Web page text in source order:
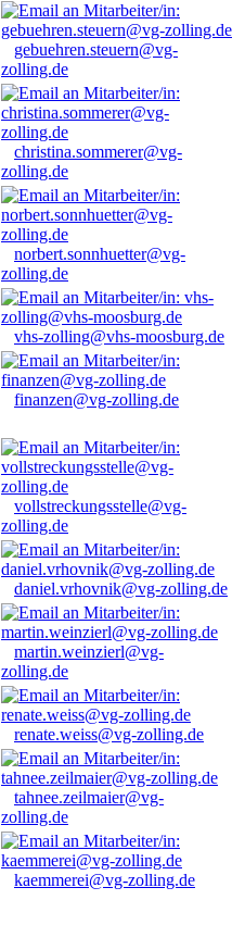
gebuehren.steuern@vg-
zolling.de
christina.sommerer@vg-
zolling.de
norbert.sonnhuetter@vg-
zolling.de
vhs-zolling@vhs-moosburg.de
finanzen@vg-zolling.de
vollstreckungsstelle@vg-
zolling.de
daniel.vrhovnik@vg-zolling.de
martin.weinzierl@vg-
zolling.de
renate.weiss@vg-zolling.de
tahnee.zeilmaier@vg-
zolling.de
kaemmerei@vg-zolling.de